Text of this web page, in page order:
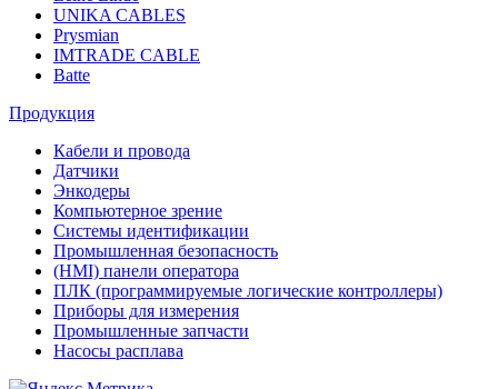
UNIKA CABLES
Prysmian
IMTRADE CABLE
Batte
Продукция
Кабели и провода
Датчики
Энкодеры
Компьютерное зрение
Системы идентификации
Промышленная безопасность
(HMI) панели оператора
ПЛК (программируемые логические контроллеры)
Приборы для измерения
Промышленные запчасти
Насосы расплава